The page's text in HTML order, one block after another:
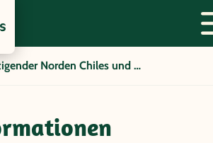
Überwältigender Norden Chiles und Argentiniens